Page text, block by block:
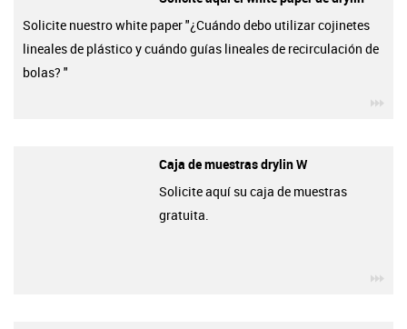
Solicite nuestro white paper "¿Cuándo debo utilizar cojinetes
lineales de plástico y cuándo guías lineales de recirculación de
bolas? "
Caja de muestras drylin W
Solicite aquí su caja de muestras
gratuita.